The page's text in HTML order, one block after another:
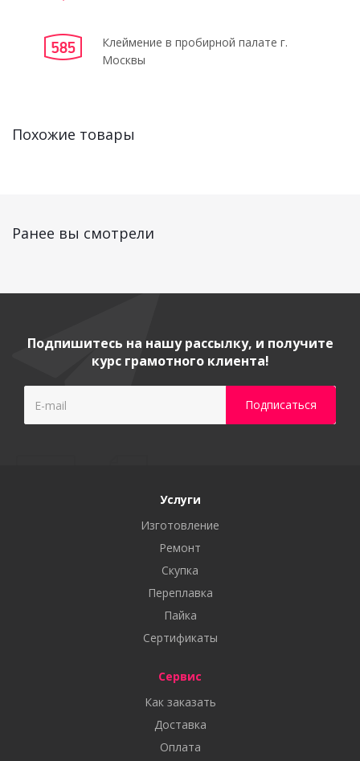
Клеймение в пробирной палате г.
Москвы
Похожие товары
Ранее вы смотрели
Подпишитесь на нашу рассылку, и получите
курс грамотного клиента!
Услуги
Изготовление
Ремонт
Скупка
Переплавка
Пайка
Сертификаты
Сервис
Как заказать
Доставка
Оплата